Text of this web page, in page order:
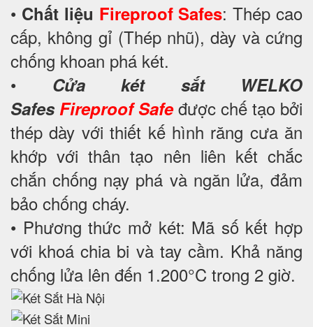
• Chất liệu Fireproof Safes: Thép cao
cấp, không gỉ (Thép nhũ), dày và cứng
chống khoan phá két.
• Cửa két sắt WELKO
Safes Fireproof Safeđược chế tạo bởi
thép dày với thiết kế hình răng cưa ăn
khớp với thân tạo nên liên kết chắc
chắn chống nạy phá và ngăn lửa, đảm
bảo chống cháy.
• Phương thức mở két: Mã số kết hợp
với khoá chia bi và tay cầm. Khả năng
chống lửa lên đến 1.200°C trong 2 giờ.